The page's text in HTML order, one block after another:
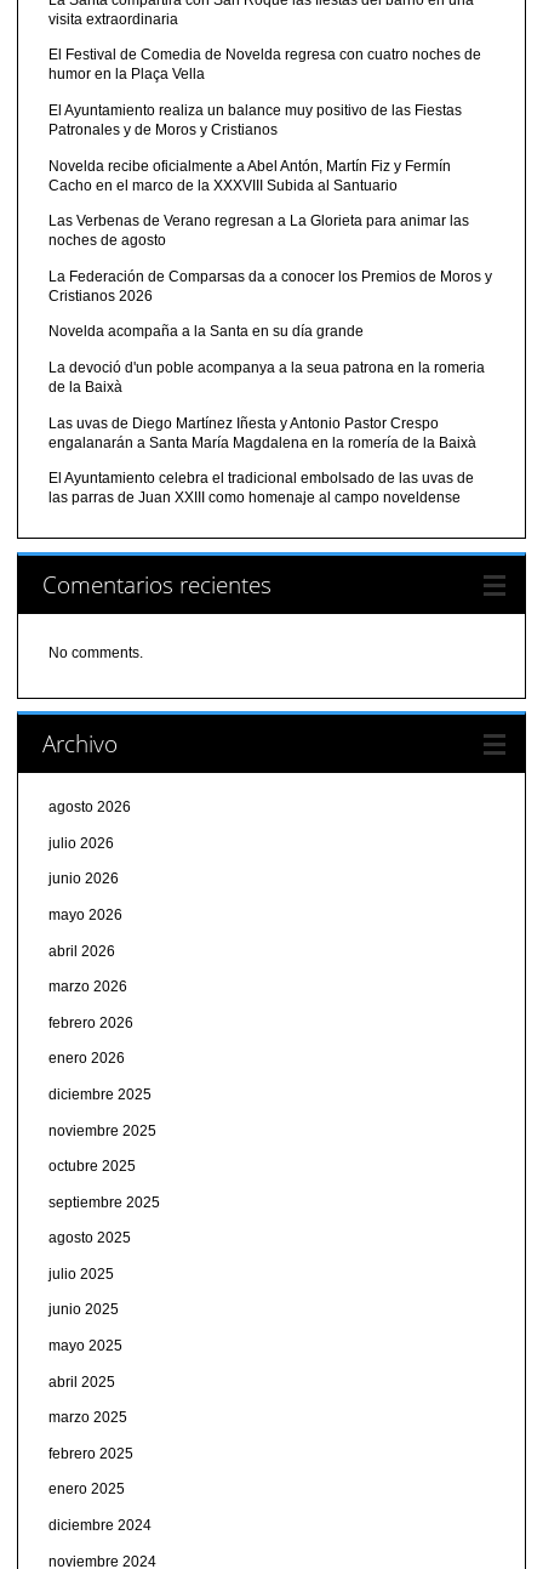
visita extraordinaria
El Festival de Comedia de Novelda regresa con cuatro noches de
humor en la Plaça Vella
El Ayuntamiento realiza un balance muy positivo de las Fiestas
Patronales y de Moros y Cristianos
Novelda recibe oficialmente a Abel Antón, Martín Fiz y Fermín
Cacho en el marco de la XXXVIII Subida al Santuario
Las Verbenas de Verano regresan a La Glorieta para animar las
noches de agosto
La Federación de Comparsas da a conocer los Premios de Moros y
Cristianos 2026
Novelda acompaña a la Santa en su día grande
La devoció d'un poble acompanya a la seua patrona en la romeria
de la Baixà
Las uvas de Diego Martínez Iñesta y Antonio Pastor Crespo
engalanarán a Santa María Magdalena en la romería de la Baixà
El Ayuntamiento celebra el tradicional embolsado de las uvas de
las parras de Juan XXIII como homenaje al campo noveldense
Comentarios recientes
No comments.
Archivo
agosto 2026
julio 2026
junio 2026
mayo 2026
abril 2026
marzo 2026
febrero 2026
enero 2026
diciembre 2025
noviembre 2025
octubre 2025
septiembre 2025
agosto 2025
julio 2025
junio 2025
mayo 2025
abril 2025
marzo 2025
febrero 2025
enero 2025
diciembre 2024
noviembre 2024